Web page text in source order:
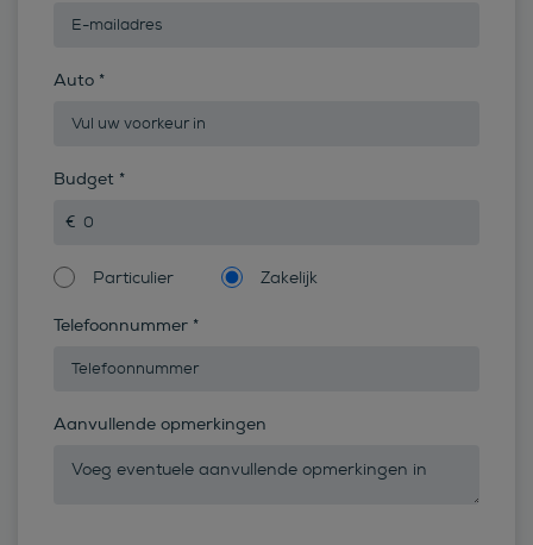
Auto *
Budget *
Particulier Zakelijk
Telefoonnummer *
Aanvullende opmerkingen